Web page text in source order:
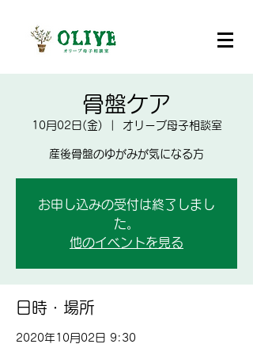
骨盤ケア
10月02日(金) オリーブ母子相談室
産後骨盤のゆがみが気になる方
お申し込みの受付は終了しまし
た。
他のイベントを見る
日時・場所
2020年10月02日 9:30